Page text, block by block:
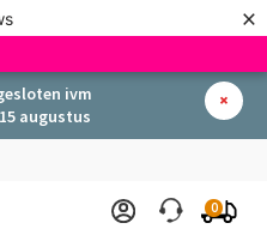
×
ivm
augustus
0